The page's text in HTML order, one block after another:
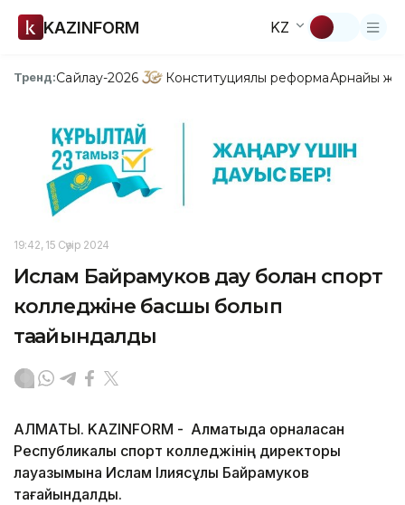
KAZINFORM KZ
Тренд:Сайлау-2026 Конституциялық реформаАрнайы
19:42, 15 Сәуір 2024
Ислам Байрамуков дау болған спорт
колледжіне басшы болып
тағайындалды
АЛМАТЫ. KAZINFORM - Алматыда орналасқан
Республикалық спорт колледжінің директоры
лауазымына Ислам Ілиясұлы Байрамуков
тағайындалды.